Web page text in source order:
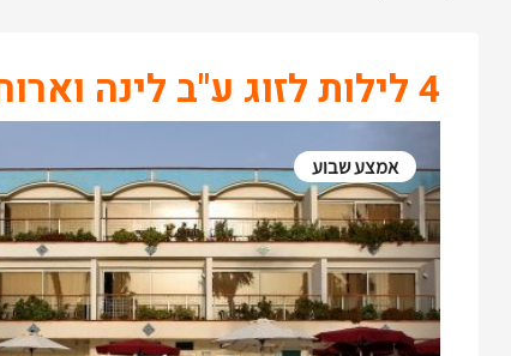
4 לילות לזוג ע"ב לינה וארוחת בוקר בחדר גן
אמצע שבוע